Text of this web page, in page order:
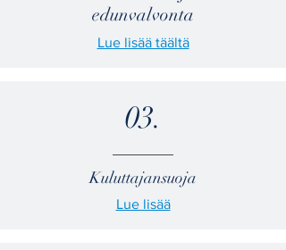
edunvalvonta
Lue lisää täältä
03.
Kuluttajansuoja
Lue lisää